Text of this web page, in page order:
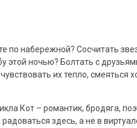
по набережной? Сосчитать
этой ночью? Болтать с
их тепло, смеяться
Кот – романтик, бродяга,
здесь, а не в